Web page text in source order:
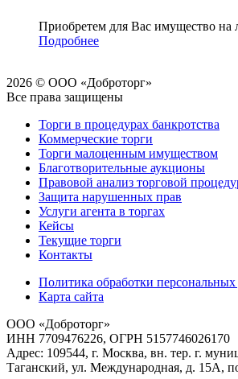
Приобретем для Вас имущество на
Подробнее
2026 © ООО «Доброторг»
Все права защищены
Торги в процедурах банкротства
Коммерческие торги
Торги малоценным имуществом
Благотворительные аукционы
Правовой анализ торговой
Защита нарушенных прав
Услуги агента в торгах
Кейсы
Текущие торги
Контакты
Политика обработки
Карта сайта
ООО «Доброторг»
ИНН 7709476226, ОГРН 5157746026170
Адрес: 109544, г. Москва, вн. тер. г.
Таганский, ул. Международная, д. 15А,